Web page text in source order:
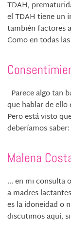
TDAH,
el TDAH tiene un
también factores
Como en todas
Parece algo tan
que hablar de ello
Pero está visto
deberíamos saber:
Malena
... en mi consulta
a madres
es la idoneidad o
discutimos aquí,